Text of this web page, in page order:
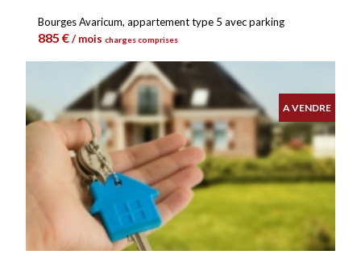
Bourges Avaricum, appartement type 5 avec parking
885 €/ mois charges comprises
A VENDRE